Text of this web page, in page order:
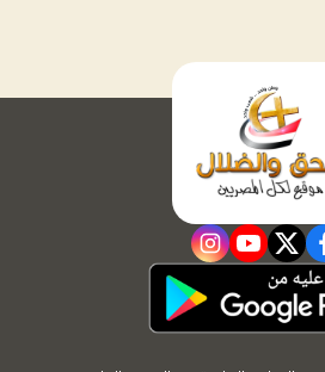
twitter
youtube
instagram